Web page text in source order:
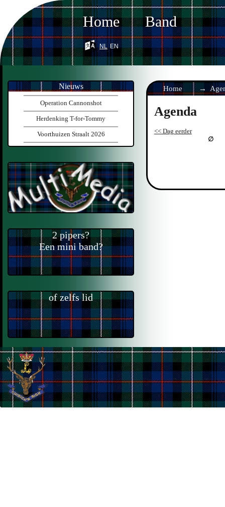
Home Band
nl en
Home
Agenda
<< Dag eerder
Nieuws
Operation Cannonshot
Herdenking T-for-Tommy
Voorthuizen Straalt 2026
2 pipers?
Een mini band?
of zelfs lid